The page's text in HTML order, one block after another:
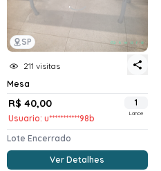
SP
211 visitas
Mesa
R$ 40,00
Usuario: u***********98b
1
Lance
Lote Encerrado
Ver Detalhes